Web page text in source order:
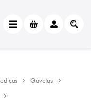
Gavetas